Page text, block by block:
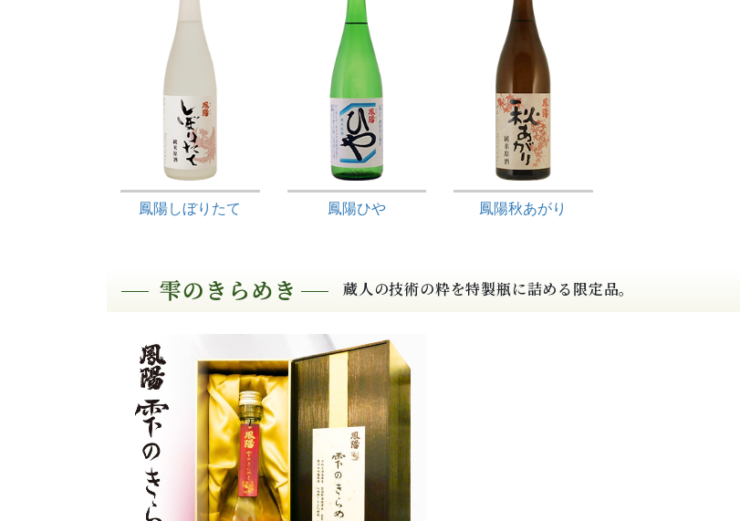
鳳陽しぼりたて 鳳陽ひや 鳳陽秋あがり
蔵人の技術の粋を特製瓶に詰める限定品。